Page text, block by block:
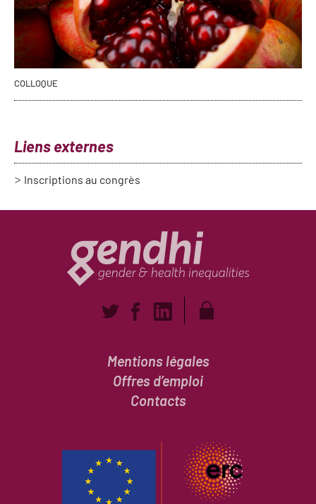
COLLOQUE
Liens externes
Inscriptions au congrès
Mentions légales
Offres d’emploi
Contacts